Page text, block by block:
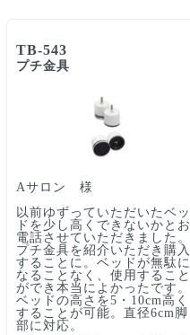
TB-543
プチ金具
Aサロン 様
以前ゆずっていただいたベッ
ドを少し高くできないかとお
電話させていただきました。
プチ金具を紹介いただき購入
することに。ベッドが無駄に
なることなく、使用すること
ができ本当によかったです。
ベッドの高さを5・10cm高く
することが可能。直径6cm脚
部に対応。